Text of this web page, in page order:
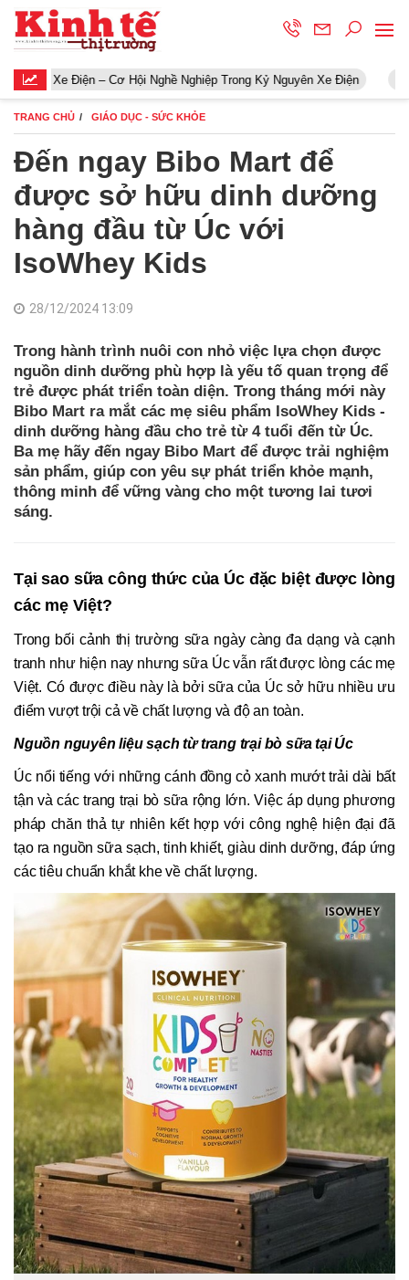
– Cơ Hội Nghề Nghiệp Trong Kỷ Nguyên Xe Điện Khởi động
TRANG CHỦ GIÁO DỤC - SỨC KHỎE
Đến ngay Bibo Mart để
được sở hữu dinh dưỡng
hàng đầu từ Úc với
IsoWhey Kids
28/12/2024 13:09
Trong hành trình nuôi con nhỏ việc lựa chọn được
nguồn dinh dưỡng phù hợp là yếu tố quan trọng để
trẻ được phát triển toàn diện. Trong tháng mới này
Bibo Mart ra mắt các mẹ siêu phẩm IsoWhey Kids -
dinh dưỡng hàng đầu cho trẻ từ 4 tuổi đến từ Úc.
Ba mẹ hãy đến ngay Bibo Mart để được trải nghiệm
sản phẩm, giúp con yêu sự phát triển khỏe mạnh,
thông minh để vững vàng cho một tương lai tươi
sáng.
Tại sao sữa công thức của Úc đặc biệt được lòng
các mẹ Việt?
Trong bối cảnh thị trường sữa ngày càng đa dạng và cạnh
tranh như hiện nay nhưng sữa Úc vẫn rất được lòng các mẹ
Việt. Có được điều này là bởi sữa của Úc sở hữu nhiều ưu
điểm vượt trội cả về chất lượng và độ an toàn.
Nguồn nguyên liệu sạch từ trang trại bò sữa tại Úc
Úc nổi tiếng với những cánh đồng cỏ xanh mướt trải dài bất
tận và các trang trại bò sữa rộng lớn. Việc áp dụng phương
pháp chăn thả tự nhiên kết hợp với công nghệ hiện đại đã
tạo ra nguồn sữa sạch, tinh khiết, giàu dinh dưỡng, đáp ứng
các tiêu chuẩn khắt khe về chất lượng.